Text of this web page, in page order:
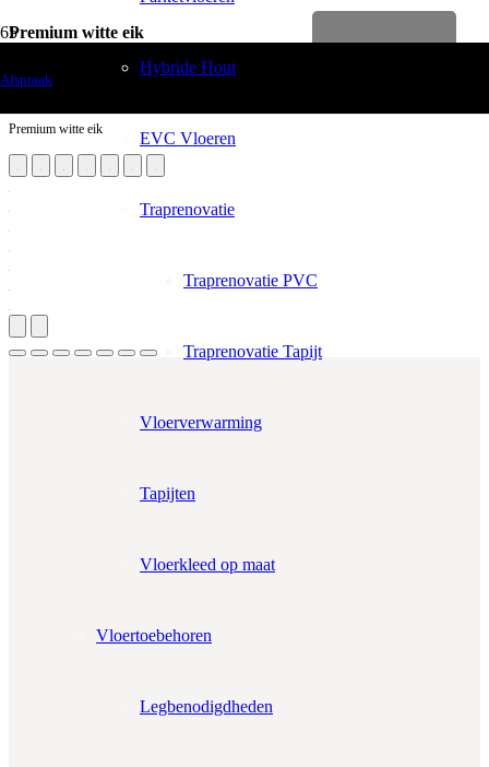
Afspraak
Hybride Hout
EVC Vloeren
Traprenovatie
Traprenovatie PVC
Traprenovatie Tapijt
Vloerverwarming
Tapijten
Vloerkleed op maat
Vloertoebehoren
Legbenodigdheden
Premium witte eik
Premium witte eik
Aantal pakken (2.05 m²)
€4.25 per stuk